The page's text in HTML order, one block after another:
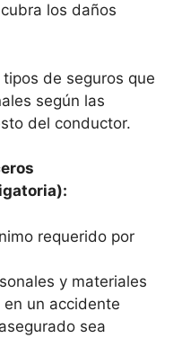
los daños
de seguros que
según las
del conductor.
requerido por
y materiales
un accidente
sea